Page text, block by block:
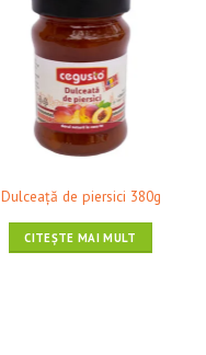
❤ Pune în Wishlist
Dulceaţă de piersici 380g
CITEȘTE MAI MULT